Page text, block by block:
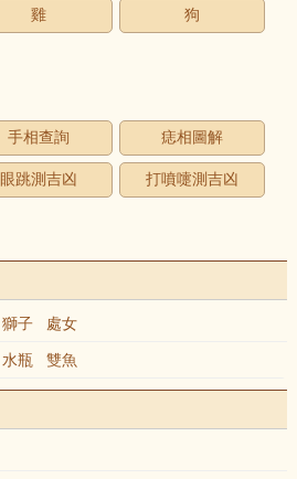
雞 狗
手相查詢 痣相圖解
眼跳測吉凶 打噴嚏測吉凶
獅子 處女
水瓶 雙魚